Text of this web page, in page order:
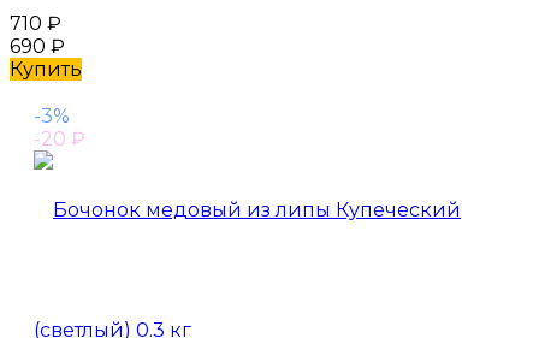
710 ₽
690 ₽
Купить
-3%
-20 ₽